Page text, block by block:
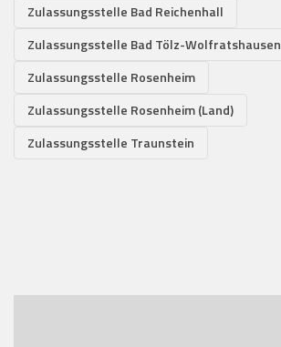
Zulassungsstelle Bad Reichenhall
Zulassungsstelle Bad Tölz-Wolfratshausen
Zulassungsstelle Rosenheim
Zulassungsstelle Rosenheim (Land)
Zulassungsstelle Traunstein